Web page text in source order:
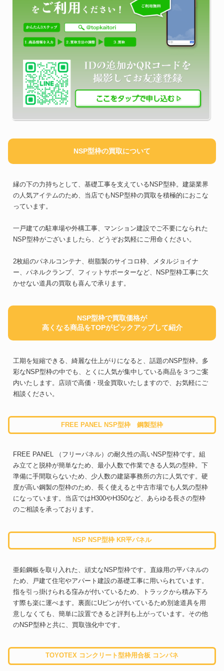
NSP型枠の買取について
縁の下の力持ちとして、基礎工事を支えているNSP型枠。建築業界
の人気アイテムのため、当店でもNSP型枠の買取を積極的におこな
っています。
一戸建ての駐車場や外構工事、マンション建設でご不要になられた
NSP型枠がございましたら、どうぞお気軽にご用命ください。
2枚組のパネルコンテナ、樹脂製のサイコロ枠、メタルジョイナ
ー、パネルクランプ、フィットサポーターなど、NSP型枠工事に欠
かせない道具の買取も喜んで承ります。
NSP型枠で買取価格が
高くなる商品をTOPがピックアップして紹介
工期を短縮できる、綺麗な仕上がりになると、話題のNSP型枠。多
彩なNSP型枠の中でも、とくに人気が集中している商品を３つご案
内いたします。店頭で高価・現金買取いたしますので、お気軽にご
相談ください。
FREE PANEL NSP型枠 鋼製型枠
FREE PANEL （フリーパネル）の耐久性の高いNSP型枠です。組
み立てと脱枠が簡単なため、最小人数で作業できる人気の型枠。下
準備に手間取らないため、少人数の建築事務所の方に人気です。硬
度が高い鋼製の型枠のため、長く使えると中古市場でも人気の型枠
になっています。当店ではH300やH350など、あらゆる長さの型枠
のご相談を承っております。
NSP NSP型枠 KR平パネル
亜鉛鋼板を取り入れた、頑丈なNSP型枠です。直線用の平パネルの
ため、戸建て住宅やアパート建設の基礎工事に用いられています。
指を引っ掛けられる窪みが付いているため、トラックから積み下ろ
す際も楽に運べます。裏面にUピンが付いているため別途道具を用
意しなくても、簡単に設置できると評判も上がっています。その他
のNSP型枠と共に、買取強化中です。
TOYOTEX コンクリート型枠用合板 コンパネ